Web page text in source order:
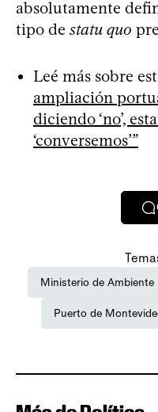
absolutamente
tipo de statu quo
Leé más sobre
ampliación
diciendo ‘no’,
‘conversemos’”
Ministerio de Ambiente
Puerto de